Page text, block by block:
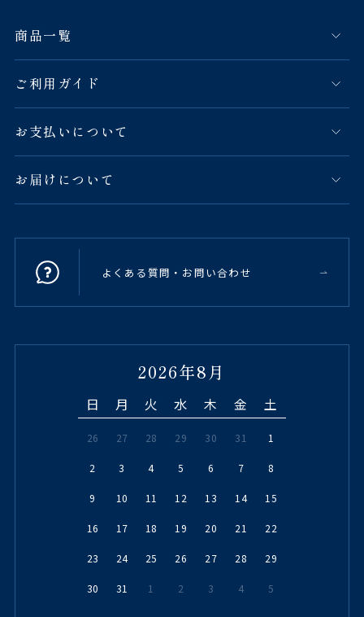
商品一覧
ご利用ガイド
お支払いについて
お届けについて
よくある質問・お問い合わせ
2026年8月
日 月 火 水 木 金 土
26 27 28 29 30 31 1
2 3 4 5 6 7 8
9 10 11 12 13 14 15
16 17 18 19 20 21 22
23 24 25 26 27 28 29
30 31 1 2 3 4 5